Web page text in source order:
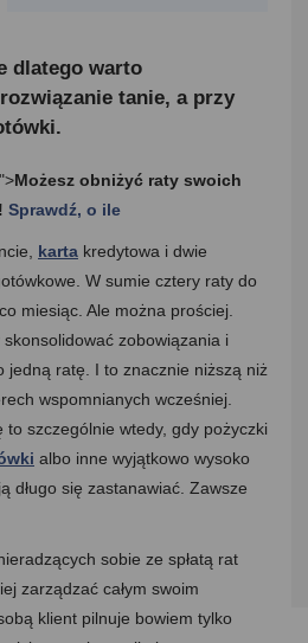
dlatego warto
tanie, a przy
Możesz obniżyć raty swoich
Sprawdź, o ile
karta kredytowa i dwie
W sumie cztery raty do
miesiąc. Ale można prościej.
skonsolidować zobowiązania i
jedną ratę. I to znacznie niższą niż
wspomnianych wcześniej.
to szczególnie wtedy, gdy pożyczki
albo inne wyjątkowo wysoko
długo się zastanawiać. Zawsze
sobie ze spłatą rat
zarządzać całym swoim
klient pilnuje bowiem tylko